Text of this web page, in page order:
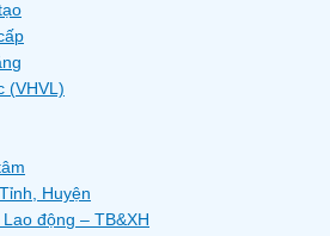
(VHVL)
Huyện
Lao động – TB&XH